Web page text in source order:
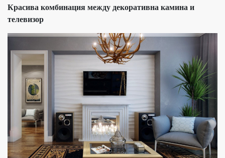
Красива комбинация между декоративна камина и
телевизор